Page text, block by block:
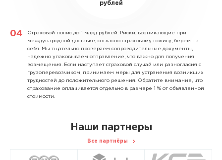
рублей
Страховой полис до 1 млрд рублей.
Риски, возникающие при
международной доставке, согласно страховому полису, берем на
себя. Мы тщательно проверяем сопроводительные документы,
надежно упаковываем отправление, что важно для получения
возмещения. Если наступает страховой случай или разногласия с
грузоперевозчиком, принимаем меры для устранения возникших
трудностей до положительного решения. Обратите внимание, что
страхование оплачивается отдельно в размере 1 % от объявленной
стоимости.
Наши партнеры
Все партнёры